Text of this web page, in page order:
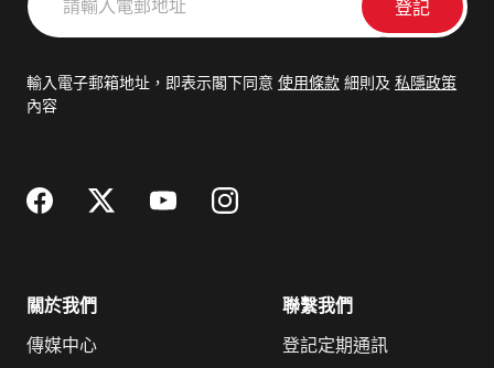
輸
郵
輸入電子郵箱地址，即表示閣下同意 使用條款 細則及 私隱政策
內容
關於我們
傳媒中心
聯繫我們
登記定期通訊